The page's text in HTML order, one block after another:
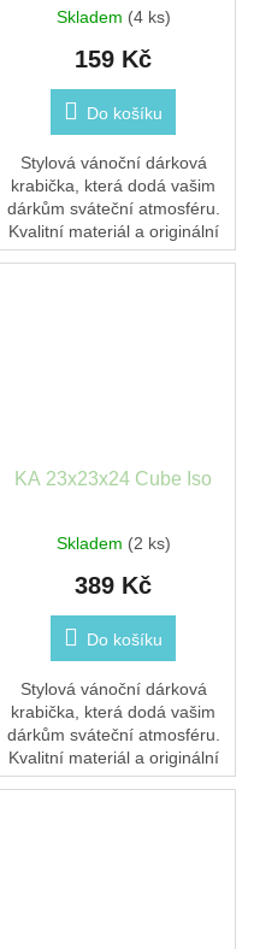
Skladem (4 ks)
159 Kč
Do košíku
Stylová vánoční dárková
krabička, která dodá vašim
dárkům sváteční atmosféru.
Kvalitní materiál a originální
design zajistí, že každý dárek
KA 23x23x24 Cube Iso
Skladem (2 ks)
389 Kč
Do košíku
Stylová vánoční dárková
krabička, která dodá vašim
dárkům sváteční atmosféru.
Kvalitní materiál a originální
design zajistí, že každý dárek